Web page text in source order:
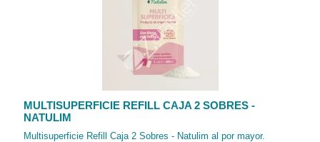
MULTISUPERFICIE REFILL CAJA 2 SOBRES -
NATULIM
Multisuperficie Refill Caja 2 Sobres - Natulim al por mayor.